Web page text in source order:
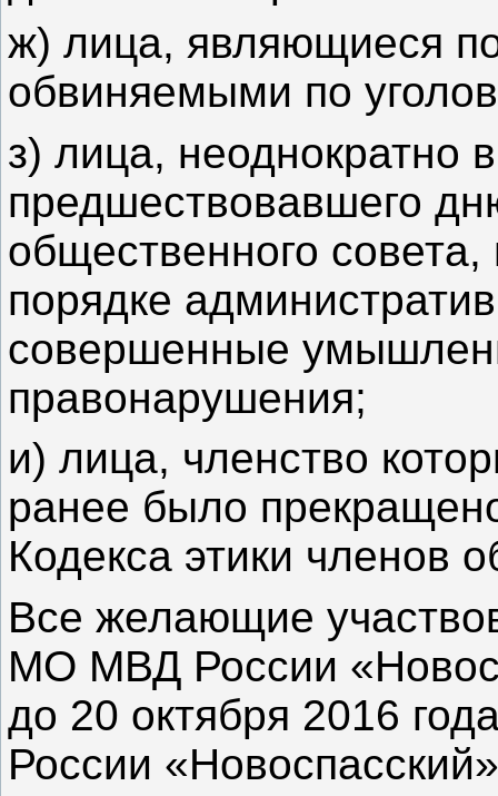
ж) лица, являющиеся
обвиняемыми по
з) лица, неоднократно
предшествовавшего
общественного
порядке
совершенные
правонарушения;
и) лица, членство
ранее было
Кодекса этики членов
Все желающие
МО МВД России
до 20 октября 2016
России